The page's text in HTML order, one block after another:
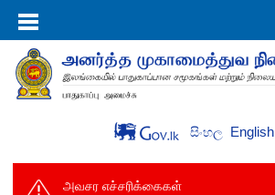
සිංහල English
அவசர எச்சரிக்கைகள்